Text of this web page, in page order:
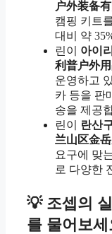
户外装备
캠핑 키트
대비 약
린이
아이
利普户外
운영하고
카 등을 판
송을 제공
린이
란산
兰山区金
요구에 맞
로 다양한
💡 조셉의
를 물어보세